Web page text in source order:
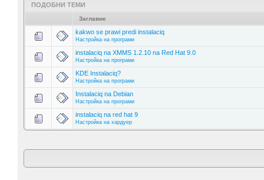
ПОДОБНИ ТЕМИ
Заглавие
kakwo se prawi predi instalaciq
Настройка на програми
instalaciq na XMMS 1.2.10 na Red Hat 9.0
Настройка на програми
KDE Instalaciq?
Настройка на програми
Instalaciq na Debian
Настройка на програми
instalaciq na red hat 9
Настройка на хардуер